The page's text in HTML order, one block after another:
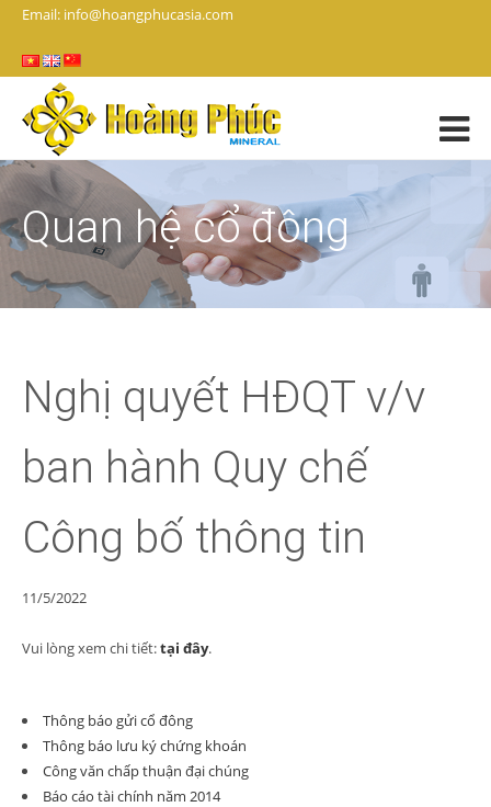
Email: info@hoangphucasia.com
Quan hệ cổ đông
Nghị quyết HĐQT v/v
ban hành Quy chế
Công bố thông tin
11/5/2022
Vui lòng xem chi tiết:tại đây.
Thông báo gửi cổ đông
Thông báo lưu ký chứng khoán
Công văn chấp thuận đại chúng
Báo cáo tài chính năm 2014